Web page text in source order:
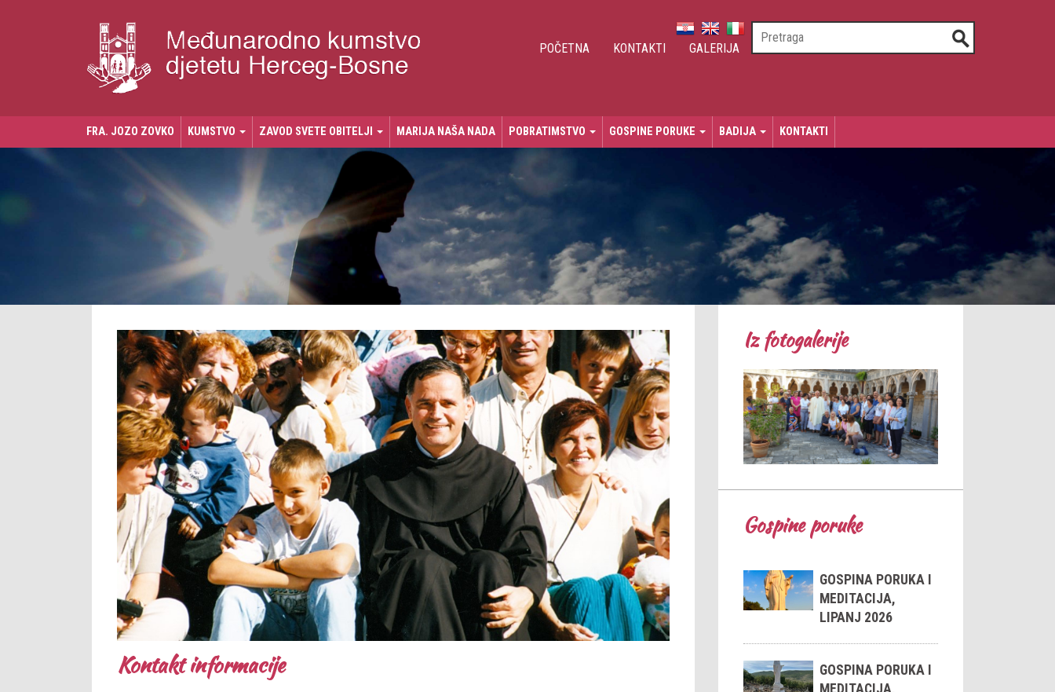
POČETNA KONTAKTI GALERIJA
FRA. JOZO ZOVKO KUMSTVO ZAVOD SVETE OBITELJI MARIJA NAŠA NADA POBRATIMSTVO GOSPINE PORUKE BADIJA KONTAKTI
Kontakt informacije
Iz fotogalerije
Gospine poruke
GOSPINA PORUKA I
MEDITACIJA,
LIPANJ 2026
GOSPINA PORUKA I
MEDITACIJA,